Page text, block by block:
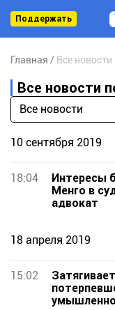
Поддержать
Главная Все новости
Все новости
Все новости
10 сентября 2019
18:04
Интересы
Менго в
адвокат
18 апреля 2019
15:02
умышленно